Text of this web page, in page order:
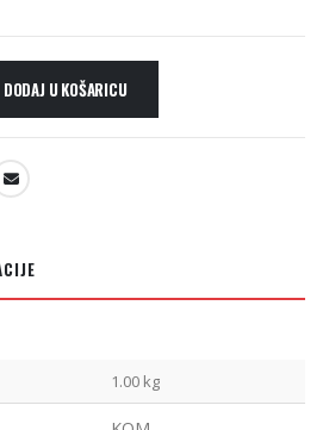
DODAJ U KOŠARICU
1.00 kg